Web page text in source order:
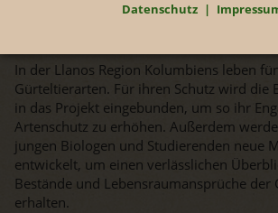
und den Imkern werden
In der Llanos Region Kolumbiens leben
Gürteltierarten. Für ihren Schutz wird die
in das Projekt eingebunden, um so ihr
Artenschutz zu erhöhen. Außerdem
jungen Biologen und Studierenden neue
entwickelt, um einen verlässlichen
Bestände und Lebensraumansprüche der
erhalten.
Datenschutz